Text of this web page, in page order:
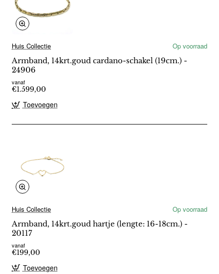
Huis Collectie
Op voorraad
Armband, 14krt.goud cardano-schakel (19cm.) -
24906
vanaf
€1.599,00
Toevoegen
Huis Collectie
Op voorraad
Armband, 14krt.goud hartje (lengte: 16-18cm.) -
20117
vanaf
€199,00
Toevoegen